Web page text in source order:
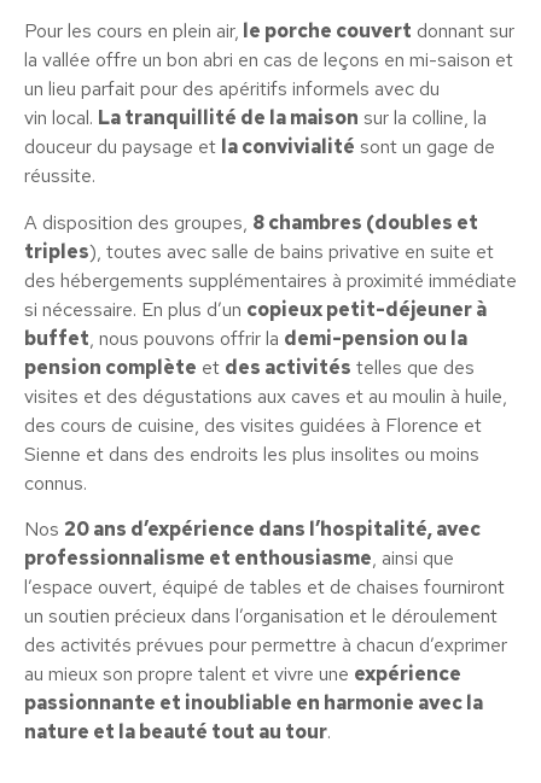
Pour les cours en plein air, le porche couvert donnant sur
la vallée offre un bon abri en cas de leçons en mi-saison et
un lieu parfait pour des apéritifs informels avec du
vin local. La tranquillité de la maison sur la colline, la
douceur du paysage et laconvivialité sont un gage de
réussite.
A disposition des groupes, 8 chambres (doubles et
triples), toutes avec salle de bains privative en suite et
des hébergements supplémentaires à proximité immédiate
si nécessaire. En plus d’un copieux petit-déjeuner à
buffet, nous pouvons offrir la demi-pension ou la
pension complète et des activités telles que des
visites et des dégustations aux caves et au moulin à huile,
des cours de cuisine, des visites guidées à Florence et
Sienne et dans des endroits les plus insolites ou moins
connus.
Nos 20 ans d’expérience dans l’hospitalité, avec
professionnalisme et enthousiasme, ainsi que
l’espace ouvert, équipé de tables et de chaises fourniront
un soutien précieux dans l’organisation et le déroulement
des activités prévues pour permettre à chacun d’exprimer
au mieux son propre talent et vivre une expérience
passionnante et inoubliable en harmonie avec la
nature et la beauté tout au tour.